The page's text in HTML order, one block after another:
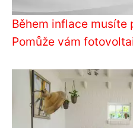
Během inflace musíte
Pomůže vám